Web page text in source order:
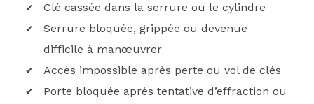
Clé cassée dans la serrure ou le cylindre
Serrure bloquée, grippée ou devenue
difficile à manœuvrer
Accès impossible après perte ou vol de clés
Porte bloquée après tentative d’effraction ou